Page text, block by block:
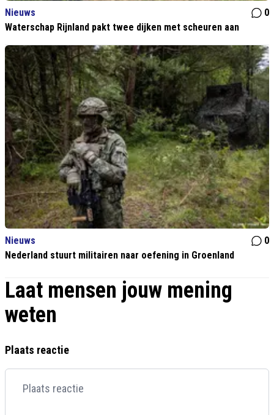
Nieuws
0
Waterschap Rijnland pakt twee dijken met scheuren aan
Nieuws
0
Nederland stuurt militairen naar oefening in Groenland
Laat mensen jouw mening
weten
Plaats reactie